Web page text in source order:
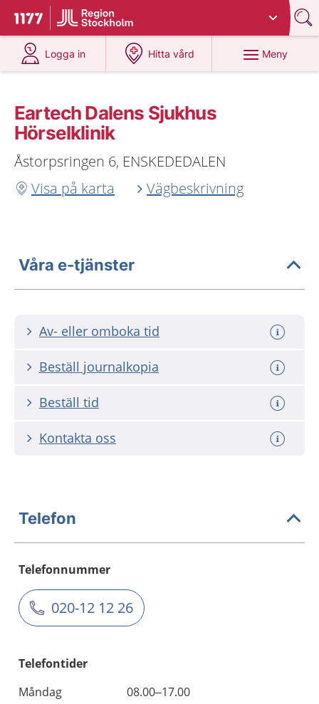
Till startsidan för 1177
Du har valt region
Logga in
på 1177.se
Hitta vård
på 1177.se
Meny
Eartech Dalens Sjukhus
Hörselklinik
Åstorpsringen 6, ENSKEDEDALEN
Visa på karta
Vägbeskrivning
Våra e-tjänster
Av- eller omboka tid
Beställ journalkopia
Beställ tid
Kontakta oss
Telefon
Telefonnummer
020-12 12 26
Telefontider
Måndag
08.00–17.00